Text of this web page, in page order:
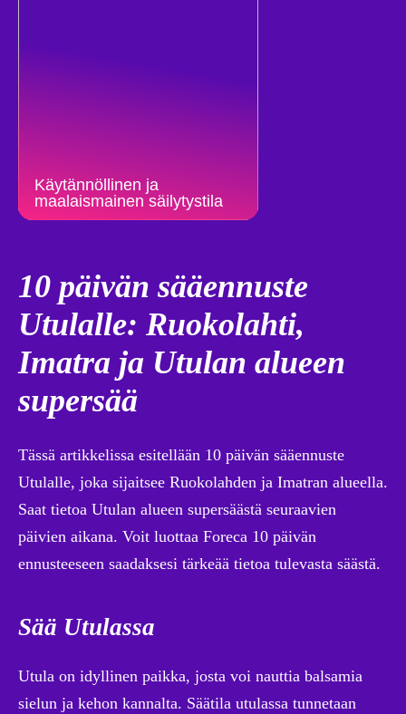
Käytännöllinen ja
maalaismainen säilytystila
10 päivän sääennuste
Utulalle: Ruokolahti,
Imatra ja Utulan alueen
supersää
Tässä artikkelissa esitellään 10 päivän sääennuste
Utulalle, joka sijaitsee Ruokolahden ja Imatran alueella.
Saat tietoa Utulan alueen supersäästä seuraavien
päivien aikana. Voit luottaa Foreca 10 päivän
ennusteeseen saadaksesi tärkeää tietoa tulevasta säästä.
Sää Utulassa
Utula on idyllinen paikka, josta voi nauttia balsamia
sielun ja kehon kannalta. Säätila utulassa tunnetaan